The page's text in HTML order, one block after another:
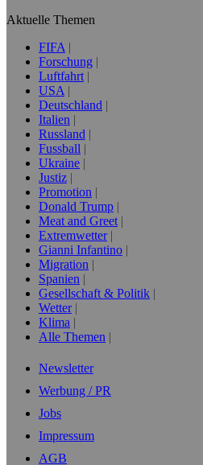
Aktuelle Themen
FIFA
Forschung
Luftfahrt
USA
Deutschland
Italien
Russland
Fussball
Ukraine
Justiz
Promotion
Donald Trump
Meat and Greet
Extremwetter
Gianni Infantino
Migration
Spanien
Gesellschaft & Politik
Wetter
Klima
Alle Themen
Newsletter
Werbung / PR
Jobs
Impressum
AGB